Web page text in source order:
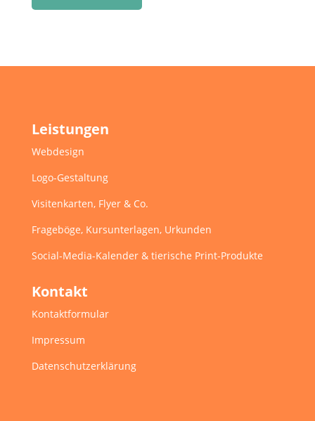
Leistungen
Webdesign
Logo-Gestaltung
Visitenkarten, Flyer & Co.
Frageböge, Kursunterlagen, Urkunden
Social-Media-Kalender & tierische Print-Produkte
Kontakt
Kontaktformular
Impressum
Datenschutzerklärung